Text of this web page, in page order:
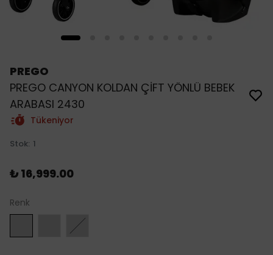
PREGO
PREGO CANYON KOLDAN ÇİFT YÖNLÜ BEBEK
ARABASI 2430
Tükeniyor
Stok: 1
₺ 16,999.00
Renk